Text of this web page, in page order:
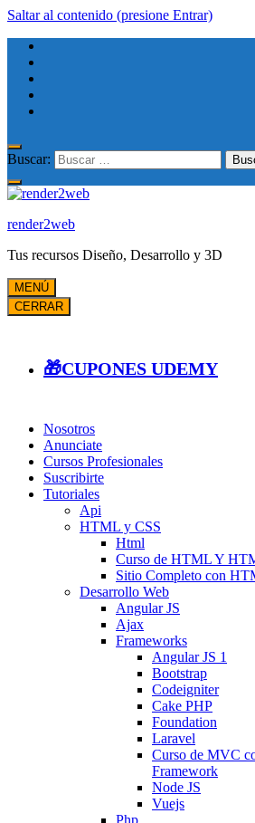
Saltar al contenido (presione Entrar)
Buscar:
render2web
Tus recursos Diseño, Desarrollo y 3D
MENÚ
CERRAR
🎁CUPONES UDEMY
Nosotros
Anunciate
Cursos Profesionales
Suscribirte
Tutoriales
Api
HTML y CSS
Html
Curso de HTML Y
Sitio Completo con
Desarrollo Web
Angular JS
Ajax
Frameworks
Angular JS 1
Bootstrap
Codeigniter
Cake PHP
Foundation
Laravel
Curso de MVC
Framework
Node JS
Vuejs